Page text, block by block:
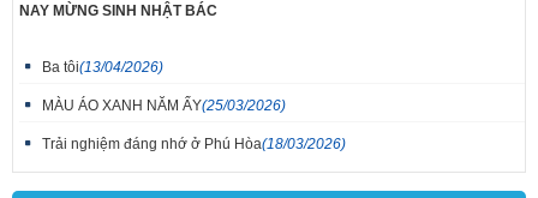
NAY MỪNG SINH NHẬT BÁC
Ba tôi(13/04/2026)
MÀU ÁO XANH NĂM ẤY(25/03/2026)
Trải nghiệm đáng nhớ ở Phú Hòa(18/03/2026)